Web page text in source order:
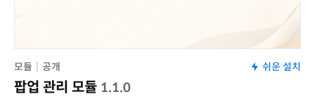
모듈 공개 쉬운 설치
팝업 관리 모듈 1.1.0